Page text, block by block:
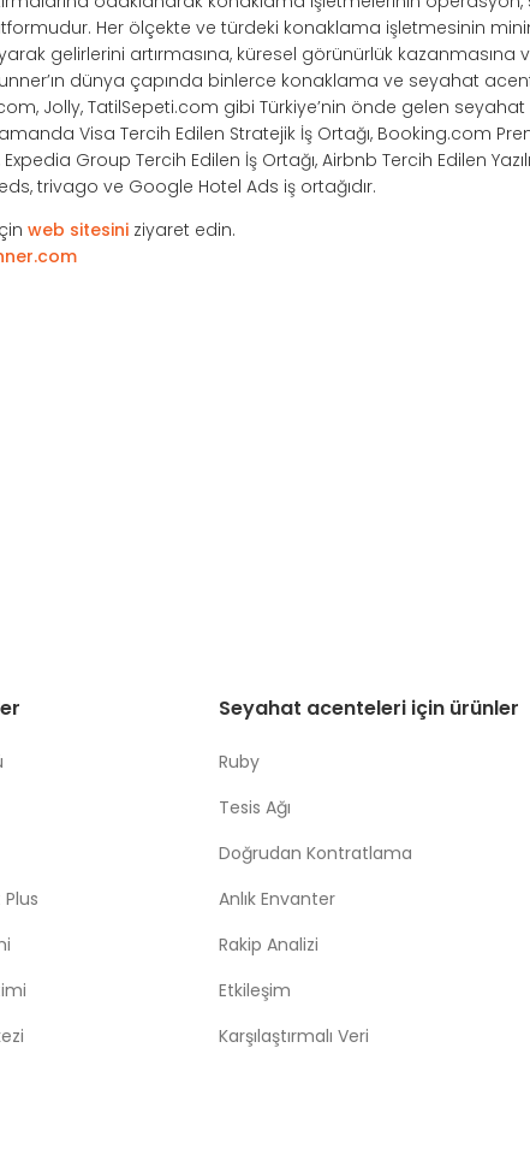
Her ölçekte ve türdeki konaklama işletmesinin
gelirlerini artırmasına, küresel görünürlük kazanmasına
dünya çapında binlerce konaklama ve seyahat
Jolly, TatilSepeti.com gibi Türkiye’nin önde gelen
Visa Tercih Edilen Stratejik İş Ortağı, Booking.com
Group Tercih Edilen İş Ortağı, Airbnb Tercih Edilen
trivago ve Google Hotel Ads iş ortağıdır.
web sitesini ziyaret edin.
Seyahat acenteleri için ürünler
Ruby
Tesis Ağı
Doğrudan Kontratlama
Anlık Envanter
Rakip Analizi
Etkileşim
Karşılaştırmalı Veri